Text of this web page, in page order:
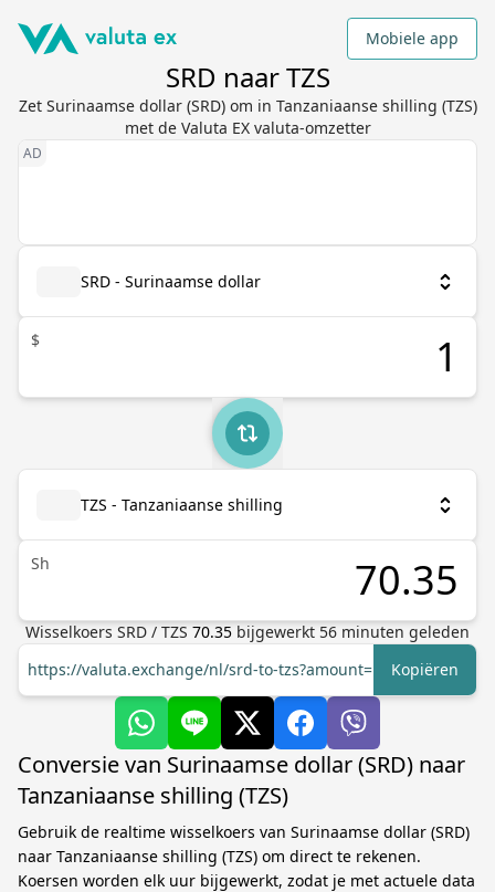
Mobiele app
SRD naar TZS
Zet Surinaamse dollar (SRD) om in Tanzaniaanse shilling (TZS)
met de Valuta EX valuta-omzetter
SRD - Surinaamse dollar
$
TZS - Tanzaniaanse shilling
Sh
Wisselkoers SRD / TZS 70.35 bijgewerkt 56 minuten geleden
https://valuta.exchange/nl/srd-to-tzs?amount=1
Kopiëren
Conversie van Surinaamse dollar (SRD) naar
Tanzaniaanse shilling (TZS)
Gebruik de realtime wisselkoers van Surinaamse dollar (SRD)
naar Tanzaniaanse shilling (TZS) om direct te rekenen.
Koersen worden elk uur bijgewerkt, zodat je met actuele data